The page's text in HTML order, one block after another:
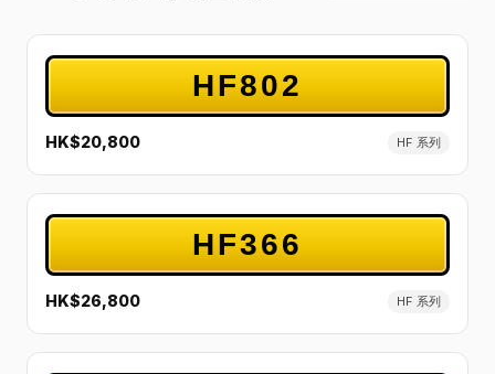
HF802
HK$20,800 HF 系列
HF366
HK$26,800 HF 系列